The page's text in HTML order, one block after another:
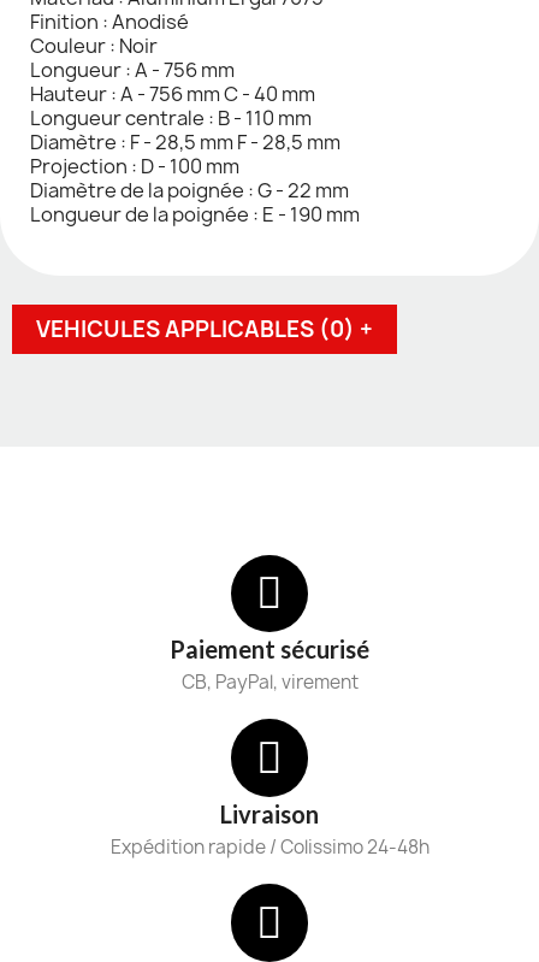
Finition : Anodisé
Couleur : Noir
Longueur : A - 756 mm
Hauteur : A - 756 mm C - 40 mm
Longueur centrale : B - 110 mm
Diamètre : F - 28,5 mm F - 28,5 mm
Projection : D - 100 mm
Diamètre de la poignée : G - 22 mm
Longueur de la poignée : E - 190 mm
VEHICULES APPLICABLES (0) +
Paiement sécurisé
CB, PayPal, virement
Livraison
Expédition rapide / Colissimo 24-48h